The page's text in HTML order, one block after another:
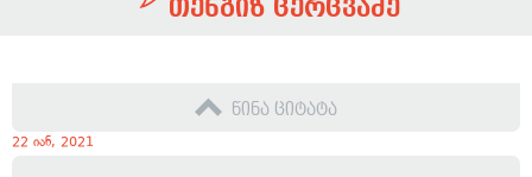
თენგიზ ცერცვაძე
წინა ციტატა
22 იან, 2021